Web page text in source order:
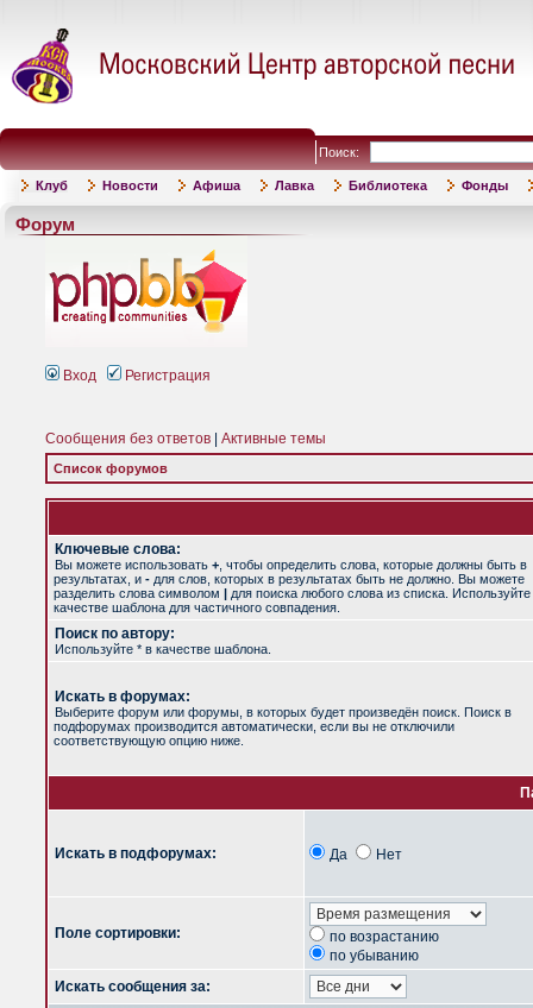
Поиск:
Клуб Новости Афиша Лавка Библиотека Фонды
Форум
Вход Регистрация
Сообщения без ответов Активные темы
Список форумов
Ключевые слова:
Вы можете использовать + , чтобы определить слова, которые должны быть в
результатах, и - для слов, которых в результатах быть не должно. Вы можете
разделить слова символом | для поиска любого слова из списка. Используйте
качестве шаблона для частичного совпадения.
Поиск по автору:
Используйте * в качестве шаблона.
Искать в форумах:
Выберите форум или форумы, в которых будет произведён поиск. Поиск в
подфорумах производится автоматически, если вы не отключили
соответствующую опцию ниже.
Искать в подфорумах: Да Нет
Поле сортировки:
по возрастанию
по убыванию
Искать сообщения за: